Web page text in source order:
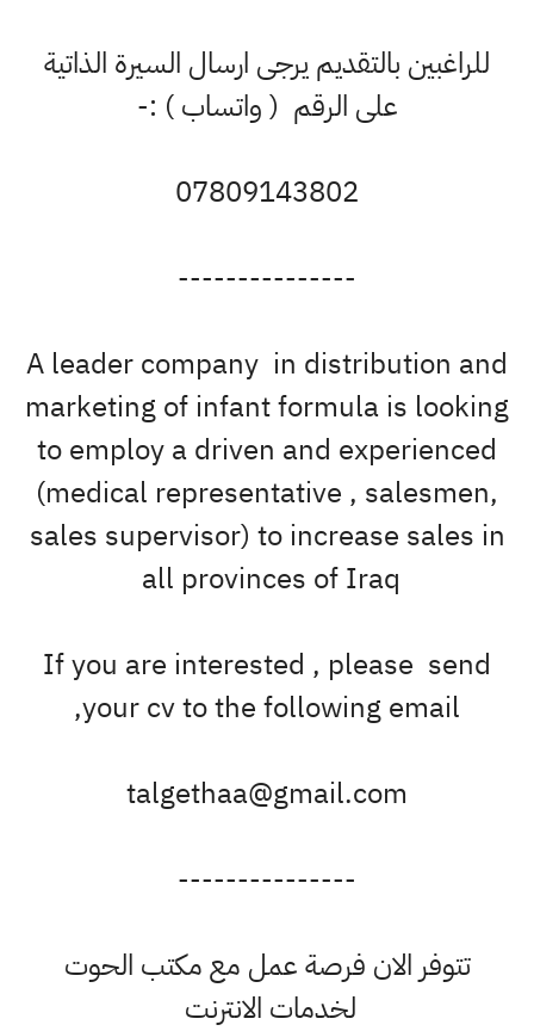
للراغبين بالتقديم يرجى ارسال السيرة الذاتية
على الرقم ( واتساب ) :-
07809143802
---------------
A leader company in distribution
marketing of infant formula is
to employ a driven and
(medical representative ,
sales supervisor) to increase sales
all provinces of Iraq
If you are interested , please send
your cv to the following email,
talgethaa@gmail.com
---------------
تتوفر الان فرصة عمل مع مكتب الحوت
لخدمات الانترنت